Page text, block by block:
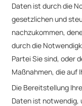
Daten ist durch die
gesetzlichen und
nachzukommen,
durch die
Partei Sie sind, oder
Maßnahmen, die auf
Die Bereitstellung
Daten ist notwendig,